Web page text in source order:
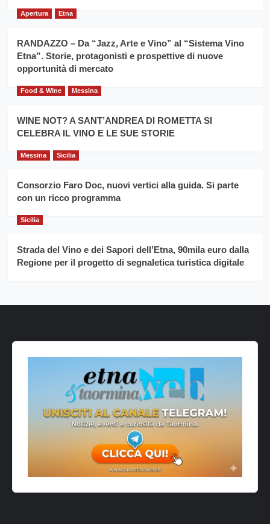
grano
anno
Franco
Caruso
Apertura Etna
RANDAZZO – Da “Jazz, Arte e Vino” al “Sistema Vino
Etna”. Storie, protagonisti e prospettive di nuove
opportunità di mercato
Food & Wine Messina
WINE NOT? A SANT’ANDREA DI ROMETTA SI
CELEBRA IL VINO E LE SUE STORIE
Messina Sicilia
Consorzio Faro Doc, nuovi vertici alla guida. Si parte
con un ricco programma
Sicilia
Strada del Vino e dei Sapori dell’Etna, 90mila euro dalla
Regione per il progetto di segnaletica turistica digitale